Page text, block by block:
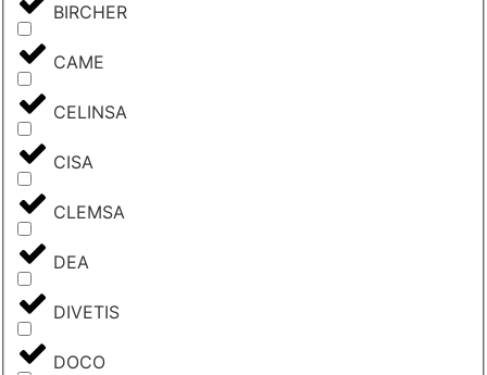
BIRCHER
CAME
CELINSA
CISA
CLEMSA
DEA
DIVETIS
DOCO